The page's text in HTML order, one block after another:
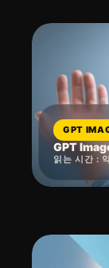
GPT
GPT
읽는 시간 :